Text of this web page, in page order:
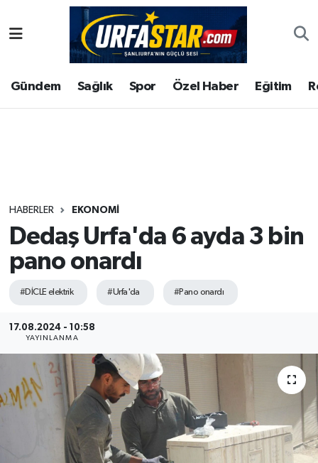
Gündem Sağlık Spor Özel Haber Eğitim
HABERLER EKONOMI
Dedaş Urfa'da 6 ayda 3 bin
pano onardı
#DİCLE elektrik #Urfa'da #Pano onardı
17.08.2024 - 10:58
YAYINLANMA
ASAYİS
ÇEVRE
Gündem
Kültür
Şanlıurfa Nöbetçi Eczaneler
Şanlıurfa Hava Durumu
Tüm Manşetler
Son Dakika Haberleri